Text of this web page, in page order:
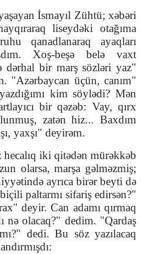
İsmayıl Zühtü; xəbəri
liseydəki otağıma
qanadlanaraq ayaqları
Xoş-beşə belə vaxt
dərhal bir marş sözləri yaz"
"Azərbaycan üçün, canım"
kim söylədi? Mən
bir qəzəb: Vay, qırx
zatən hiz... Baxdım
yaxşı" deyirəm.
hecalıq iki qitədən mürəkkəb
olarsa, marşa gəlməzmiş;
ayrıca birər beyti də
paltarmı sifariş edirsən?"
deyir. Can adamı qırmaq
nə olacaq?" dedim. "Qardaş
dedi. Bu söz yazılacaq